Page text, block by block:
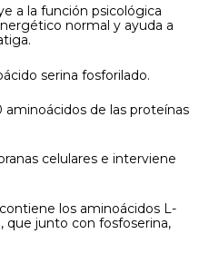
a la función psicológica
normal y ayuda a
serina fosforilado.
aminoácidos de las proteínas
celulares e interviene
los aminoácidos L-
que junto con fosfoserina,